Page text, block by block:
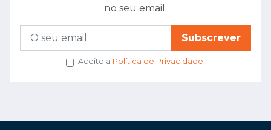
no seu email.
Subscrever
Aceito a Política de Privacidade